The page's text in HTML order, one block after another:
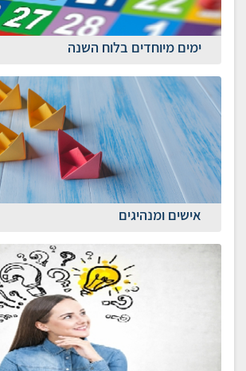
ימים מיוחדים בלוח השנה
אישים ומנהיגים